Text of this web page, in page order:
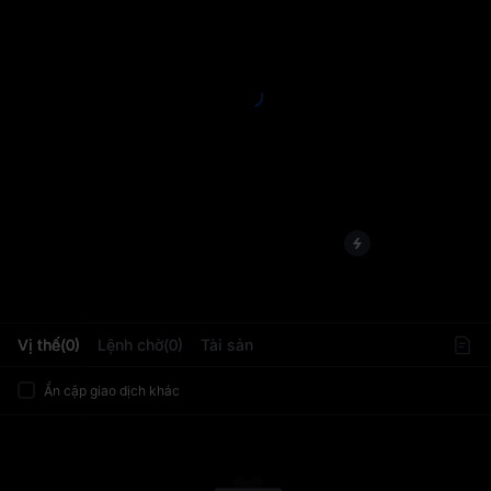
Vị thế(0) Lệnh chờ(0) Tài sản
Ẩn cặp giao dịch khác